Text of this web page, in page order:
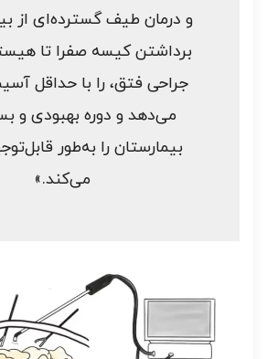
و درمان طیف گسترده‌ای از
برداشتن کیسه صفرا تا
جراحی فتق، را با حداقل
می‌دهد و دوره بهبودی و
بیمارستان را به‌طور
می‌کند.»